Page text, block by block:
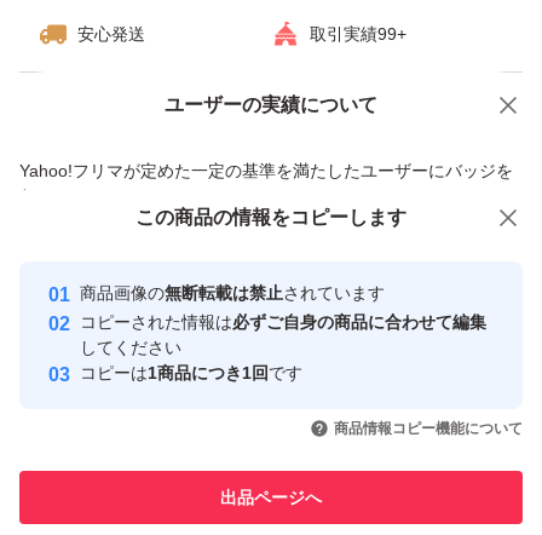
安心発送 取引実績99+
ユーザーの実績について
Yahoo!フリマが定めた一定の基準を満たしたユーザーにバッジを
付与しています
安心取引出品者
心・安全なユーザーです
取引実績
引を完了させた実績があります
での取引実績があります
価格の相談 商品への質問
この商品の情報をコピーします
商品画像の無断転載は禁止されています
コピーされた情報は必ずご自身の商品に合わせて編集
してください
コピーは1商品につき1回です
商品情報コピー機能について
出品ページへ
この商品をみている人にオススメ